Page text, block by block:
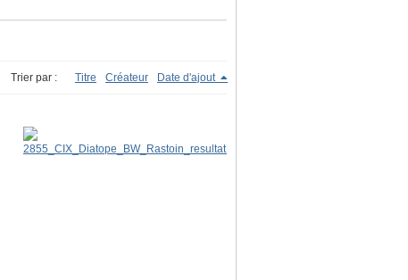
Trier par : Titre Créateur Date d'ajout